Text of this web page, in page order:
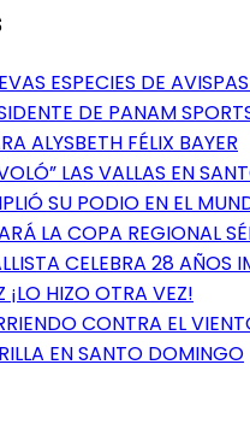
ESPECIES DE
DE PANAM
ALYSBETH FÉLIX BAYER
LAS VALLAS EN
SU PODIO EN EL
LA COPA REGIONAL
CELEBRA 28 AÑOS
¡LO HIZO OTRA VEZ!
CONTRA EL
EN SANTO DOMINGO